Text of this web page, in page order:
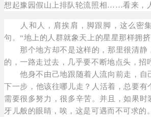
想起豫园假山上排队轮流照相……看来，
人和人，肩挨肩，脚跟脚，这么密集
句。“地上的人群就象天上的星星那样拥
那个地方却不是这样的，那里很清静，
的，一路走过去，几乎要不断地点头，招
他身不由己地跟随着人流向前走，自己
下一步，他该往哪儿走？人活着，总要
需要很多努力，很多辛苦。并且，如果
牙儿般的眼睛，唉，这是可遇而不可求的